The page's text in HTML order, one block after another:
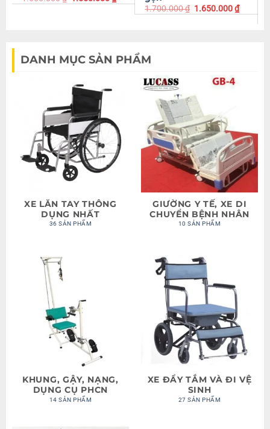
1.700.000₫ 1.650.000₫
DANH MỤC SẢN PHẨM
XE LĂN TAY THÔNG
DỤNG NHẤT
36 SẢN PHẨM
GIƯỜNG Y TẾ, XE DI
CHUYỂN BỆNH NHÂN
10 SẢN PHẨM
KHUNG, GẬY, NẠNG,
DỤNG CỤ PHCN
14 SẢN PHẨM
XE ĐẨY TẮM VÀ ĐI VỆ
SINH
27 SẢN PHẨM